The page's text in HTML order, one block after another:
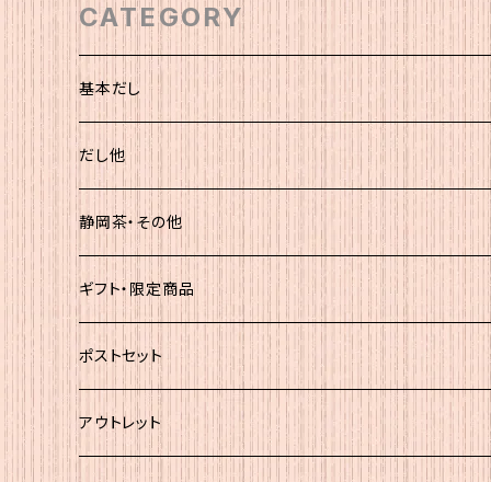
CATEGORY
基本だし
化粧袋（5ｇ×12）
簡易（5ｇ×30）
大袋
だし他
静岡茶・その他
静岡茶
その他
ギフト・限定商品
ポストセット
★初回お試し!!
アウトレット